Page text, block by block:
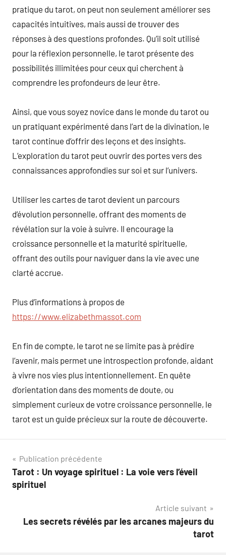
pratique du tarot, on peut non seulement améliorer ses
capacités intuitives, mais aussi de trouver des
réponses à des questions profondes. Qu’il soit utilisé
pour la réflexion personnelle, le tarot présente des
possibilités illimitées pour ceux qui cherchent à
comprendre les profondeurs de leur être.
Ainsi, que vous soyez novice dans le monde du tarot ou
un pratiquant expérimenté dans l’art de la divination, le
tarot continue d’offrir des leçons et des insights.
L’exploration du tarot peut ouvrir des portes vers des
connaissances approfondies sur soi et sur l’univers.
Utiliser les cartes de tarot devient un parcours
d’évolution personnelle, offrant des moments de
révélation sur la voie à suivre. Il encourage la
croissance personnelle et la maturité spirituelle,
offrant des outils pour naviguer dans la vie avec une
clarté accrue.
Plus d’informations à propos de
https://www.elizabethmassot.com
En fin de compte, le tarot ne se limite pas à prédire
l’avenir, mais permet une introspection profonde, aidant
à vivre nos vies plus intentionnellement. En quête
d’orientation dans des moments de doute, ou
simplement curieux de votre croissance personnelle, le
tarot est un guide précieux sur la route de découverte.
Navigation
de
Publication précédente
Tarot : Un voyage spirituel : La voie vers l’éveil
spirituel
Article suivant
Les secrets révélés par les arcanes majeurs du
tarot